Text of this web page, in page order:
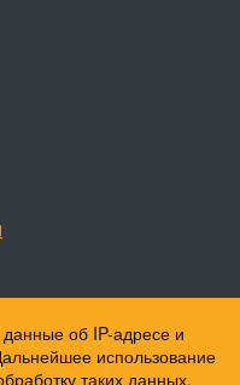
системы, 2026
об IP-адресе и
использование
таких данных.